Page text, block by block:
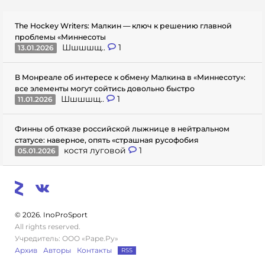
The Hockey Writers: Малкин — ключ к решению главной
проблемы «Миннесоты
13.01.2026
Шшшшщ.. 1
В Монреале об интересе к обмену Малкина в «Миннесоту»:
все элементы могут сойтись довольно быстро
11.01.2026
Шшшшщ.. 1
Финны об отказе российской лыжнице в нейтральном
статусе: наверное, опять «страшная русофобия
05.01.2026
костя луговой 1
© 2026. InoProSport
All rights reserved.
Учредитель: ООО «Раре.Ру»
Архив
Авторы Контакты RSS